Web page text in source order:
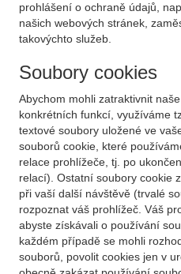
prohlášení o ochraně údajů,
našich webových stránek,
takovýchto služeb.
Soubory cookies
Abychom mohli zatraktivnit
konkrétních funkcí, využíváme
textové soubory uložené ve
souborů cookie, které
relace prohlížeče, tj. po
relací). Ostatní soubory cookie
při vaší další návštěvě (trvalé
rozpoznat váš prohlížeč. Váš
abyste získávali o používání
každém případě se mohli
souborů, povolit cookies jen v